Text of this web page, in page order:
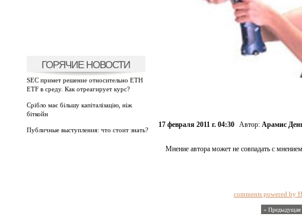
ГОРЯЧИЕ НОВОСТИ
SEC примет решение относительно ETH
ETF в среду. Как отреагирует курс?
Срібло має більшу капіталізацію, ніж
біткойн
Публичные выступления: что стоит знать?
17 февраля 2011 г. 04:30 Автор: Арамис
Мнение автора может не совпадать с
comments powered by
« Предыдущая